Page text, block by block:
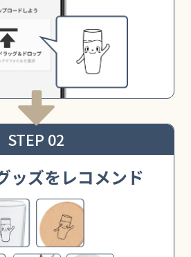
STEP 02
ッズをレコメンド